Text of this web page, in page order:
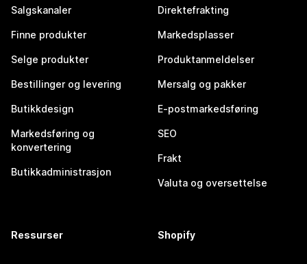
Salgskanaler
Finne produkter
Selge produkter
Bestillinger og levering
Butikkdesign
Markedsføring og
konvertering
Butikkadministrasjon
Direktefrakting
Markedsplasser
Produktanmeldelser
Mersalg og pakker
E-postmarkedsføring
SEO
Frakt
Valuta og oversettelse
Ressurser Shopify